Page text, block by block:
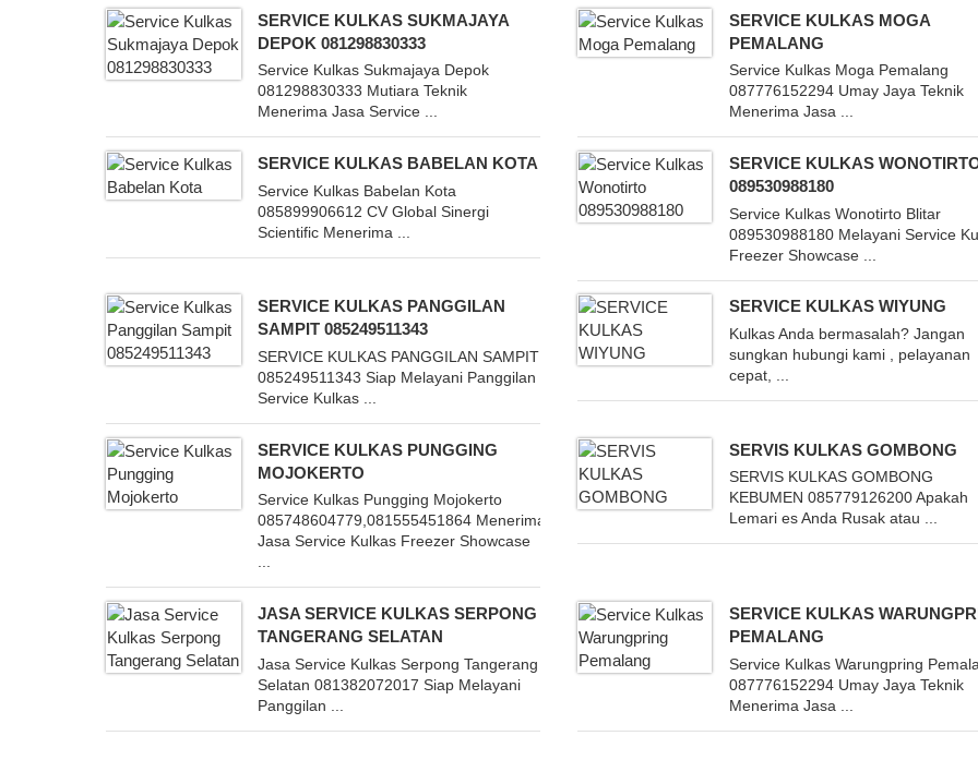
SERVICE KULKAS SUKMAJAYA
DEPOK 081298830333
Service Kulkas Sukmajaya Depok
081298830333 Mutiara Teknik
Menerima Jasa Service ...
SERVICE KULKAS MOGA
PEMALANG
Service Kulkas Moga Pemalang
087776152294 Umay Jaya Teknik
Menerima Jasa ...
SERVICE KULKAS BABELAN KOTA
Service Kulkas Babelan Kota
085899906612 CV Global Sinergi
Scientific Menerima ...
SERVICE KULKAS
089530988180
Service Kulkas Wonotirto Blitar
089530988180 Melayani Service
Freezer Showcase ...
SERVICE KULKAS PANGGILAN
SAMPIT 085249511343
SERVICE KULKAS PANGGILAN SAMPIT
085249511343 Siap Melayani Panggilan
Service Kulkas ...
SERVICE KULKAS WIYUNG
Kulkas Anda bermasalah? Jangan
sungkan hubungi kami , pelayanan
cepat, ...
SERVICE KULKAS PUNGGING
MOJOKERTO
Service Kulkas Pungging Mojokerto
085748604779,081555451864 Menerima
Jasa Service Kulkas Freezer Showcase
...
SERVIS KULKAS GOMBONG
SERVIS KULKAS GOMBONG
KEBUMEN 085779126200 Apakah
Lemari es Anda Rusak atau ...
JASA SERVICE KULKAS SERPONG
TANGERANG SELATAN
Jasa Service Kulkas Serpong Tangerang
Selatan 081382072017 Siap Melayani
Panggilan ...
SERVICE KULKAS
PEMALANG
Service Kulkas Warungpring
087776152294 Umay Jaya Teknik
Menerima Jasa ...